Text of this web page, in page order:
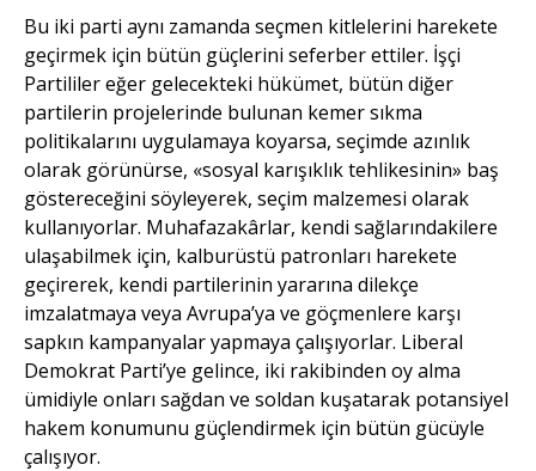
Bu iki parti aynı zamanda seçmen kitlelerini harekete
geçirmek için bütün güçlerini seferber ettiler. İşçi
Partililer eğer gelecekteki hükümet, bütün diğer
partilerin projelerinde bulunan kemer sıkma
politikalarını uygulamaya koyarsa, seçimde azınlık
olarak görünürse, «sosyal karışıklık tehlikesinin» baş
göstereceğini söyleyerek, seçim malzemesi olarak
kullanıyorlar. Muhafazakârlar, kendi sağlarındakilere
ulaşabilmek için, kalburüstü patronları harekete
geçirerek, kendi partilerinin yararına dilekçe
imzalatmaya veya Avrupa’ya ve göçmenlere karşı
sapkın kampanyalar yapmaya çalışıyorlar. Liberal
Demokrat Parti’ye gelince, iki rakibinden oy alma
ümidiyle onları sağdan ve soldan kuşatarak potansiyel
hakem konumunu güçlendirmek için bütün gücüyle
çalışıyor.